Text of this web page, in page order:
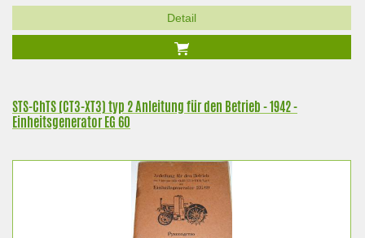
Detail
STS-ChTS (CT3-XT3) typ 2 Anleitung für den Betrieb - 1942 -
Einheitsgenerator EG 60